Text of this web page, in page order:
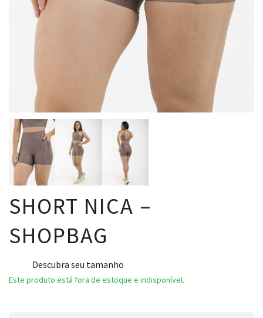
SHORT NICA –
SHOPBAG
Descubra seu tamanho
Este produto está fora de estoque e indisponível.